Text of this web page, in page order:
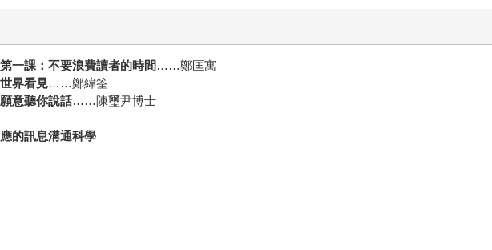
一課：不要浪費讀者的時間 ……鄭匡寓
界看見……鄭緯筌
意聽你說話……陳璽尹博士
的訊息溝通科學